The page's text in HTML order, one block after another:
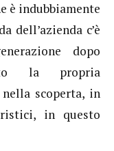
è indubbiamente
dell’azienda c’è
dopo
la propria
scoperta, in
in questo